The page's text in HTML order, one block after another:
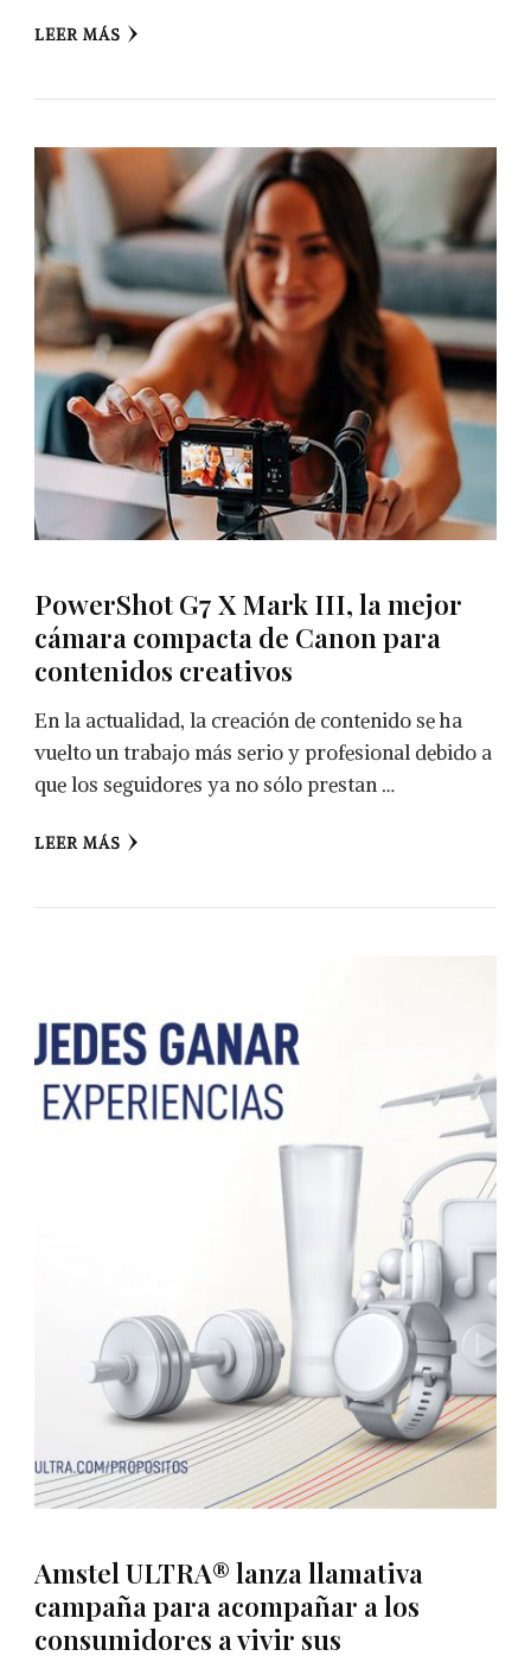
LEER MÁS
PowerShot G7 X Mark III, la mejor
cámara compacta de Canon para
contenidos creativos
En la actualidad, la creación de contenido se ha
vuelto un trabajo más serio y profesional debido a
que los seguidores ya no sólo prestan …
LEER MÁS
Amstel ULTRA® lanza llamativa
campaña para acompañar a los
consumidores a vivir sus